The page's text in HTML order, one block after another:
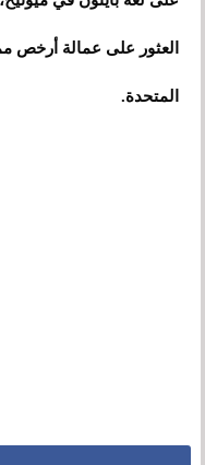
العثور على عمالة أرخص
المتحدة.